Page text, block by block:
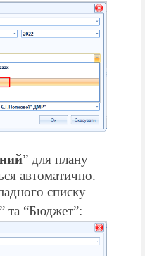
” для плану
автоматично.
списку
” та “Бюджет”: